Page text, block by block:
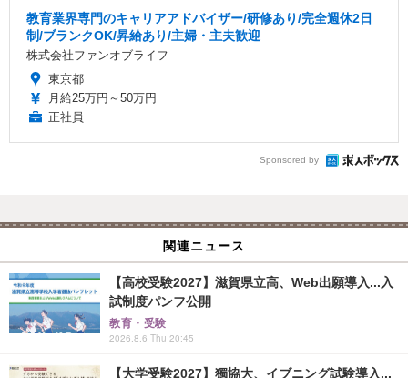
教育業界専門のキャリアアドバイザー/研修あり/完全週休2日
制/ブランクOK/昇給あり/主婦・主夫歓迎
株式会社ファンオブライフ
東京都
月給25万円～50万円
正社員
Sponsored by
関連ニュース
【高校受験2027】滋賀県立高、Web出願導入...入
試制度パンフ公開
教育・受験
2026.8.6 Thu 20:45
【大学受験2027】獨協大、イブニング試験導入...